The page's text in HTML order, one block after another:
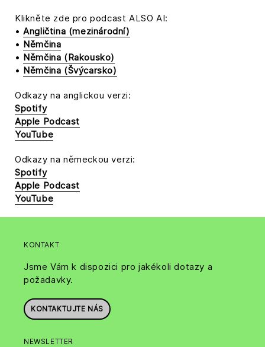
Klikněte zde pro podcast ALSO AI:
•Angličtina (mezinárodní)
• Němčina
• Němčina (Rakousko)
• Němčina (Švýcarsko)
Odkazy na anglickou verzi:
Spotify
Apple Podcast
YouTube
Odkazy na německou verzi:
Spotify
Apple Podcast
YouTube
KONTAKT
Jsme Vám k dispozici pro jakékoli dotazy a
požadavky.
KONTAKTUJTE NÁS
NEWSLETTER